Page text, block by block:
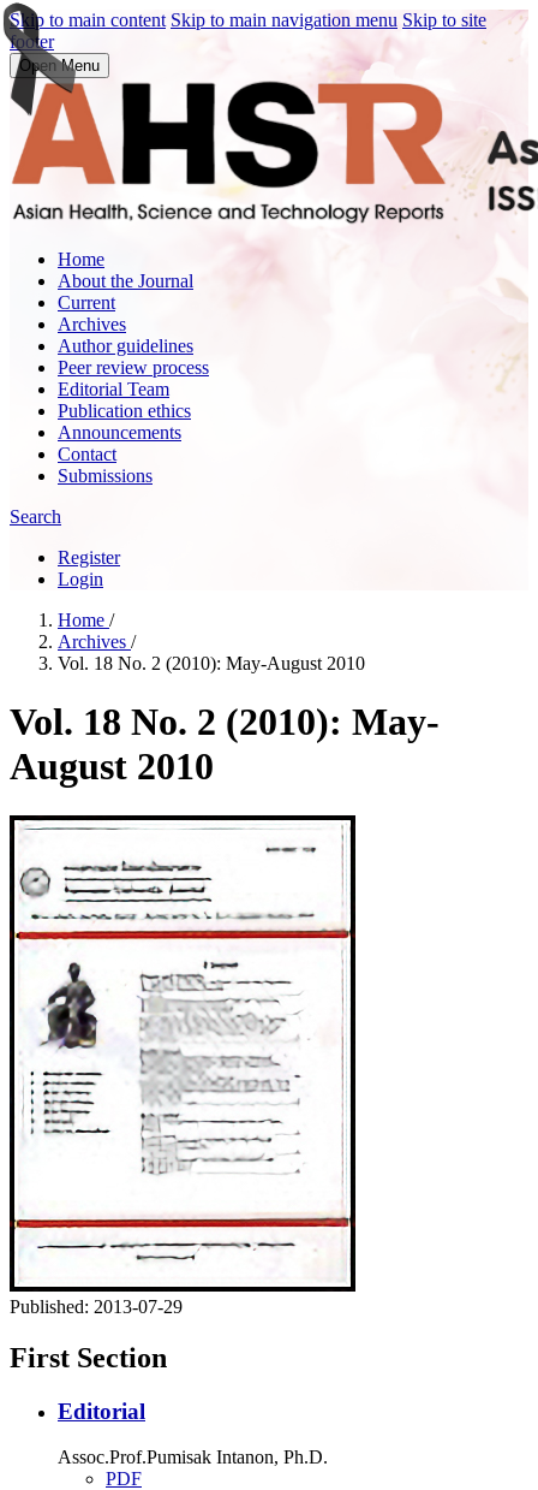
Skip to main content Skip to main navigation menu Skip to site
footer
Open Menu
Home
About the Journal
Current
Archives
Author guidelines
Peer review process
Editorial Team
Publication ethics
Announcements
Contact
Submissions
Search
Register
Login
Home /
Archives /
Vol. 18 No. 2 (2010): May-August 2010
Vol. 18 No. 2 (2010): May-
August 2010
Published: 2013-07-29
First Section
Editorial
Assoc.Prof.Pumisak Intanon, Ph.D.
PDF